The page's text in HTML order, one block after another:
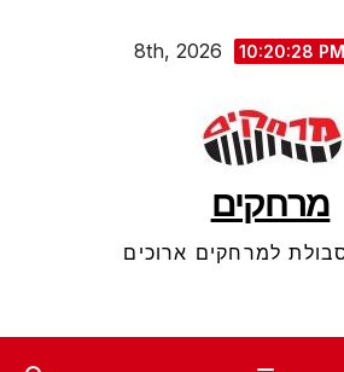
10:20:29 PM
מרחקים
למרחקים ארוכים